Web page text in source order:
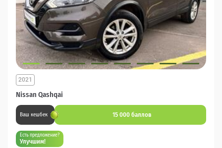
Nissan Qashqai
2021
Ваш кешбек 15 000 баллов
Есть предложение?
Улучшим!